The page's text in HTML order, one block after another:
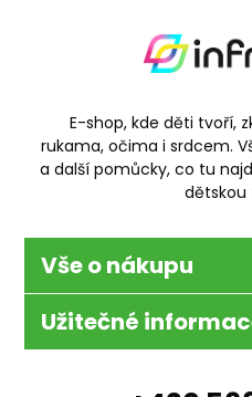
E-shop, kde děti tvoří,
rukama, očima i srdcem.
a další pomůcky, co tu
dětskou
Vše o nákupu
Užitečné